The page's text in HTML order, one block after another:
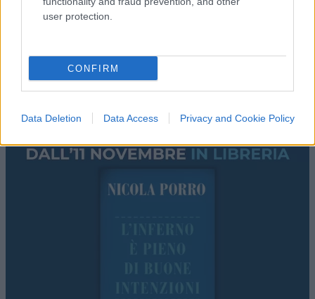
user protection.
CONFIRM
Data Deletion Data Access Privacy and Cookie Policy